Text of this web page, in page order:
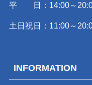
平 日：14:00～20:00
土日祝日：11:00～
INFORMATION